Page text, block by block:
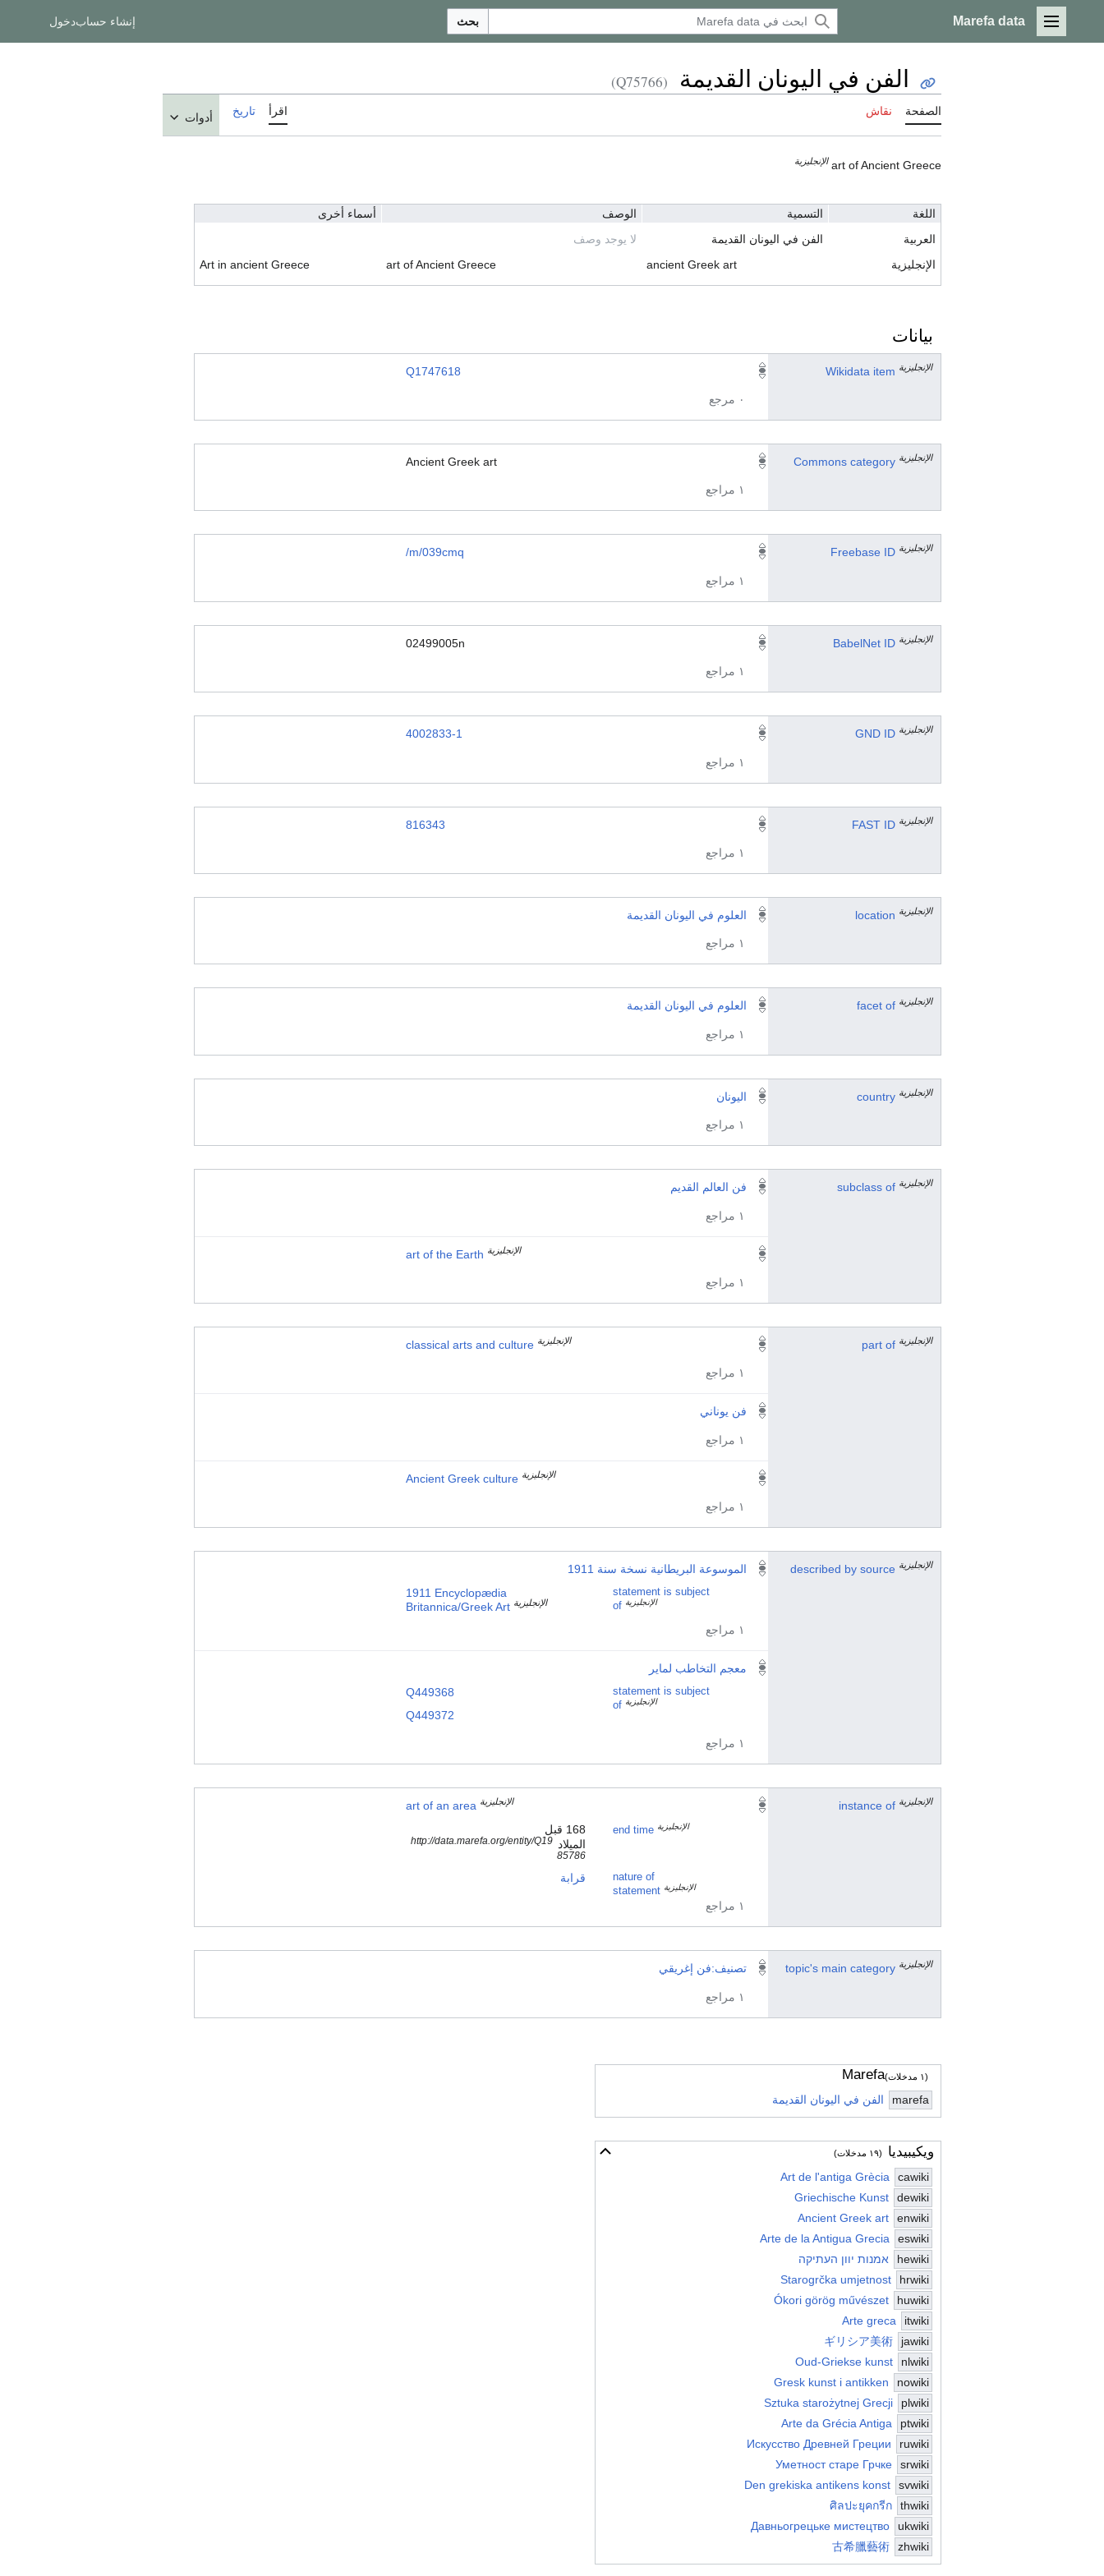
القائمة الرئيسية
Marefa data بحث إنشاء حسابدخول
الفن في اليونان القديمة (Q75766)
الصفحة نقاش اقرأ تاريخ أدوات
art of Ancient Greece الإنجليزية
اللغة التسمية الوصف
أسماء أخرى
العربية
الفن في اليونان القديمة
لا يوجد وصف
الإنجليزية
ancient Greek art
art of Ancient Greece
Art in ancient Greece
بيانات
Wikidata item الإنجليزية Q1747618
٠ مرجع
Commons category الإنجليزية Ancient Greek art
١ مراجع
Freebase ID الإنجليزية /m/039cmq
١ مراجع
BabelNet ID الإنجليزية 02499005n
١ مراجع
GND ID الإنجليزية 4002833-1
١ مراجع
FAST ID الإنجليزية 816343
١ مراجع
location الإنجليزية العلوم في اليونان القديمة
١ مراجع
facet of الإنجليزية العلوم في اليونان القديمة
١ مراجع
country الإنجليزية اليونان
١ مراجع
subclass of الإنجليزية فن العالم القديم
١ مراجع
art of the Earth الإنجليزية
١ مراجع
part of الإنجليزية classical arts and culture الإنجليزية
١ مراجع
فن يوناني
١ مراجع
Ancient Greek culture الإنجليزية
١ مراجع
described by source الإنجليزية الموسوعة البريطانية نسخة سنة 1911
statement is subject
of الإنجليزية
1911 Encyclopædia
Britannica/Greek Art الإنجليزية
١ مراجع
معجم التخاطب لماير
statement is subject
of الإنجليزية
Q449368
Q449372
١ مراجع
instance of الإنجليزية art of an area الإنجليزية
end time الإنجليزية
168 قبل
الميلاد http://data.marefa.org/entity/Q19
85786
nature of
statement الإنجليزية
قرابة
١ مراجع
topic's main category الإنجليزية تصنيف:فن إغريقي
١ مراجع
Marefa (١ مدخلات)
marefa الفن في اليونان القديمة
ويكيبيديا (١٩ مدخلات)
cawiki
Art de l'antiga Grècia
dewiki
Griechische Kunst
enwiki
Ancient Greek art
eswiki
Arte de la Antigua Grecia
hewiki
אמנות יוון העתיקה
hrwiki
Starogrčka umjetnost
huwiki
Ókori görög művészet
itwiki
Arte greca
jawiki
ギリシア美術
nlwiki
Oud-Griekse kunst
nowiki
Gresk kunst i antikken
plwiki
Sztuka starożytnej Grecji
ptwiki
Arte da Grécia Antiga
ruwiki
Искусство Древней Греции
srwiki
Уметност старе Грчке
svwiki
Den grekiska antikens konst
thwiki
ศิลปะยุคกรีก
ukwiki
Давньогрецьке мистецтво
zhwiki
古希臘藝術